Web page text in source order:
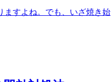
ますよね。でも、いざ焼き始